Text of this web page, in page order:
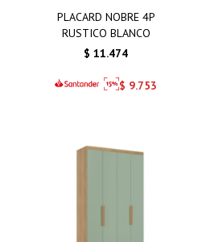
PLACARD NOBRE 4P
RUSTICO BLANCO
$ 11.474
$ 9.753